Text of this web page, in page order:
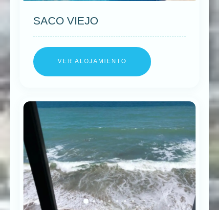
SACO VIEJO
VER ALOJAMIENTO